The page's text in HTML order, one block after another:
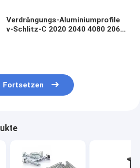
Verdrängungs-Aluminiumprofile
v-Schlitz-C 2020 2040 4080 2060
Fortsetzen